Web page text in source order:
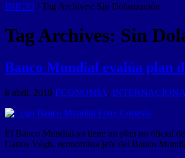
INICIO / Tag Archives: Sin Dolarización
Tag Archives: Sin
Banco Mundial evalúa plan
8 abril, 2019 ECONOMÍA,
El Banco Mundial ya tiene un plan no oficial
Carlos Végh, economista jefe del Banco